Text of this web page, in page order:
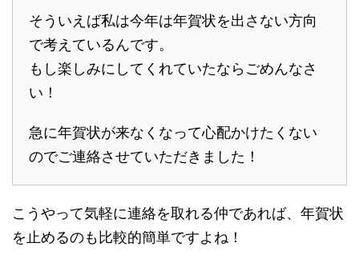
そういえば私は今年は年賀状を出さない方向
で考えているんです。
もし楽しみにしてくれていたならごめんなさ
い！
急に年賀状が来なくなって心配かけたくない
のでご連絡させていただきました！
こうやって気軽に連絡を取れる仲であれば、年賀状
を止めるのも比較的簡単ですよね！